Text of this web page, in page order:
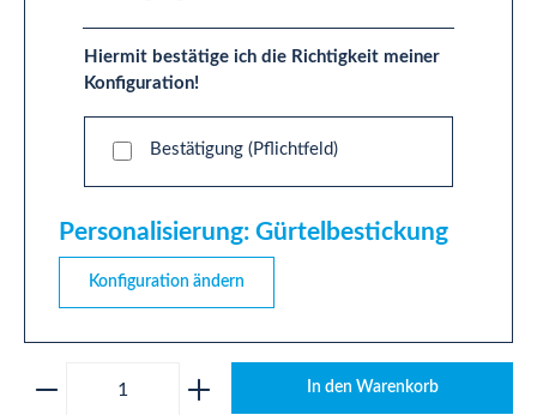
Hiermit bestätige ich die Richtigkeit meiner
Konfiguration!
Bestätigung (Pflichtfeld)
Personalisierung: Gürtelbestickung
Konfiguration ändern
Produkt Anzahl: Gib den gewünschten
In den Warenkorb